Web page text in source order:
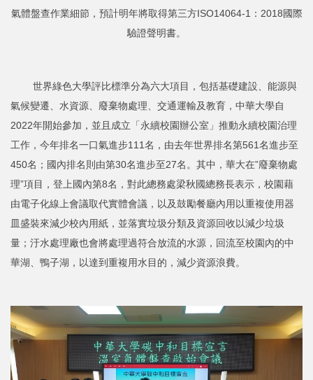
氣體盤查作業細節，預計明年將取得第三方ISO14064-1：2018國際
驗證聲明書。
世界綠色大學評比標準分為六大項目，包括基礎建設、能源與
氣候變遷、水資源、廢棄物處理、交通運輸及教育，中華大學自
2022年開始參加，並且成立「永續校園辦公室」推動永續校園治理
工作，今年排名一口氣進步111名，由去年世界排名第561名進步至
450名；國內排名則由第30名進步至27名。其中，華大在”廢棄物處
理”項目，登上國內第8名，對此總務處梁秋國總務長表示，校園藉
由電子化線上會議取代實體會議，以及鼓勵餐廳內用以重複使用器
皿盛裝來減少校內用紙，並落實垃圾分類及資源回收以減少垃圾
量；汙水處理廠也會將處理過符合放流的水源，回流至校園內的中
華湖、鴨子湖，以達到重複用水目的，減少資源浪費。